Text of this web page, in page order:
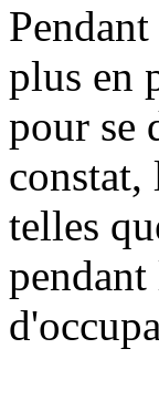
plus en
pour se
constat,
telles